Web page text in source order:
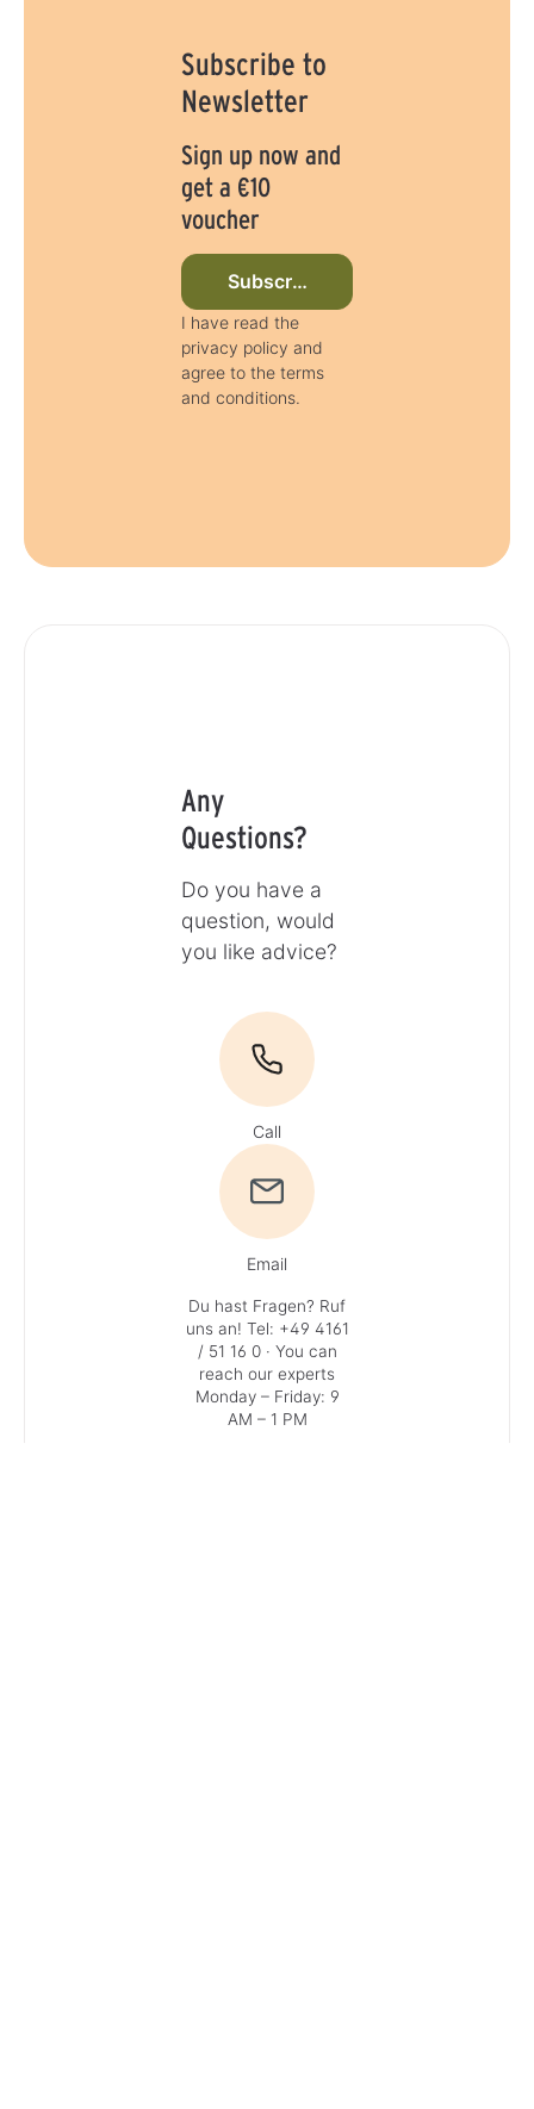
Subscribe to
Newsletter
Sign up now and
get a €10
voucher
Subscribe to newsletter now
I have read the
privacy policy and
agree to the terms
and conditions.
Any
Questions?
Do you have a
question, would
you like advice?
Call
Email
Du hast Fragen? Ruf
uns an! Tel: +49 4161
/ 51 16 0· You can
reach our experts
Monday – Friday: 9
AM – 1 PM